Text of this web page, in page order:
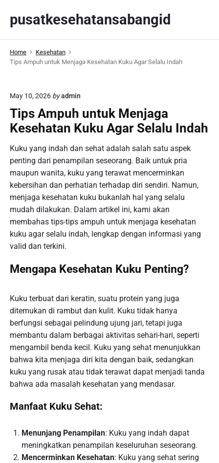
p
pusatkesehatansabangid
Home
Kesehatan
Tips Ampuh untuk Menjaga Kesehatan Kuku Agar Selalu Indah
May 10, 2026 byadmin
Tips Ampuh untuk Menjaga
Kesehatan Kuku Agar Selalu Indah
Kuku yang indah dan sehat adalah salah satu aspek
penting dari penampilan seseorang. Baik untuk pria
maupun wanita, kuku yang terawat mencerminkan
kebersihan dan perhatian terhadap diri sendiri. Namun,
menjaga kesehatan kuku bukanlah hal yang selalu
mudah dilakukan. Dalam artikel ini, kami akan
membahas tips-tips ampuh untuk menjaga kesehatan
kuku agar selalu indah, lengkap dengan informasi yang
valid dan terkini.
Mengapa Kesehatan Kuku Penting?
Kuku terbuat dari keratin, suatu protein yang juga
ditemukan di rambut dan kulit. Kuku tidak hanya
berfungsi sebagai pelindung ujung jari, tetapi juga
membantu dalam berbagai aktivitas sehari-hari, seperti
mengambil benda kecil. Kuku yang sehat menunjukkan
bahwa kita menjaga diri kita dengan baik, sedangkan
kuku yang rusak atau tidak terawat dapat menjadi tanda
bahwa ada masalah kesehatan yang mendasar.
Manfaat Kuku Sehat:
Menunjang Penampilan: Kuku yang indah dapat
meningkatkan penampilan keseluruhan seseorang.
Mencerminkan Kesehatan: Kuku yang sehat sering